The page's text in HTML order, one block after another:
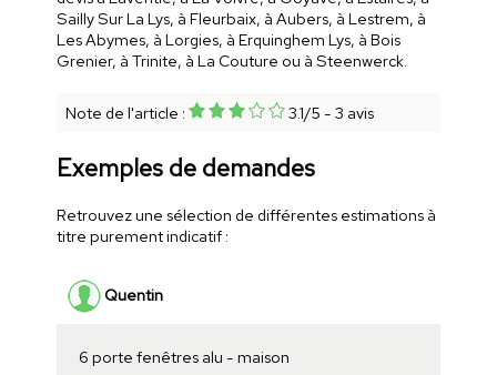
Sailly Sur La Lys, à Fleurbaix, à Aubers, à Lestrem, à
Les Abymes, à Lorgies, à Erquinghem Lys, à Bois
Grenier, à Trinite, à La Couture ou à Steenwerck.
Note de l'article : 3.1/5 - 3 avis
Exemples de demandes
Retrouvez une sélection de différentes estimations à
titre purement indicatif :
Quentin
6 porte fenêtres alu - maison